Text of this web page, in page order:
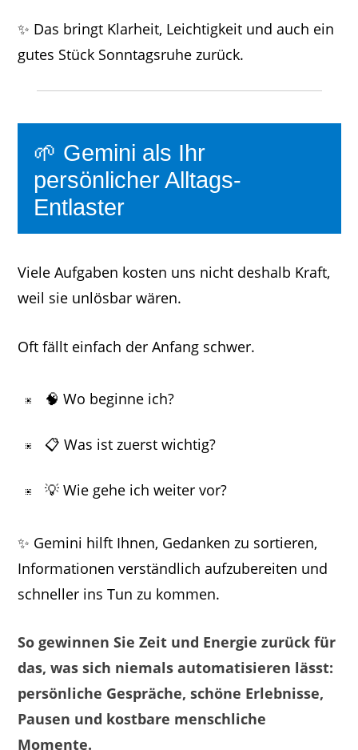
✨ Das bringt Klarheit, Leichtigkeit und auch ein
gutes Stück Sonntagsruhe zurück.
🌱 Gemini als Ihr
persönlicher Alltags-
Entlaster
Viele Aufgaben kosten uns nicht deshalb Kraft,
weil sie unlösbar wären.
Oft fällt einfach der Anfang schwer.
🧠 Wo beginne ich?
📋 Was ist zuerst wichtig?
💡 Wie gehe ich weiter vor?
✨ Gemini hilft Ihnen, Gedanken zu sortieren,
Informationen verständlich aufzubereiten und
schneller ins Tun zu kommen.
So gewinnen Sie Zeit und Energie zurück für
das, was sich niemals automatisieren lässt:
persönliche Gespräche, schöne Erlebnisse,
Pausen und kostbare menschliche
Momente.